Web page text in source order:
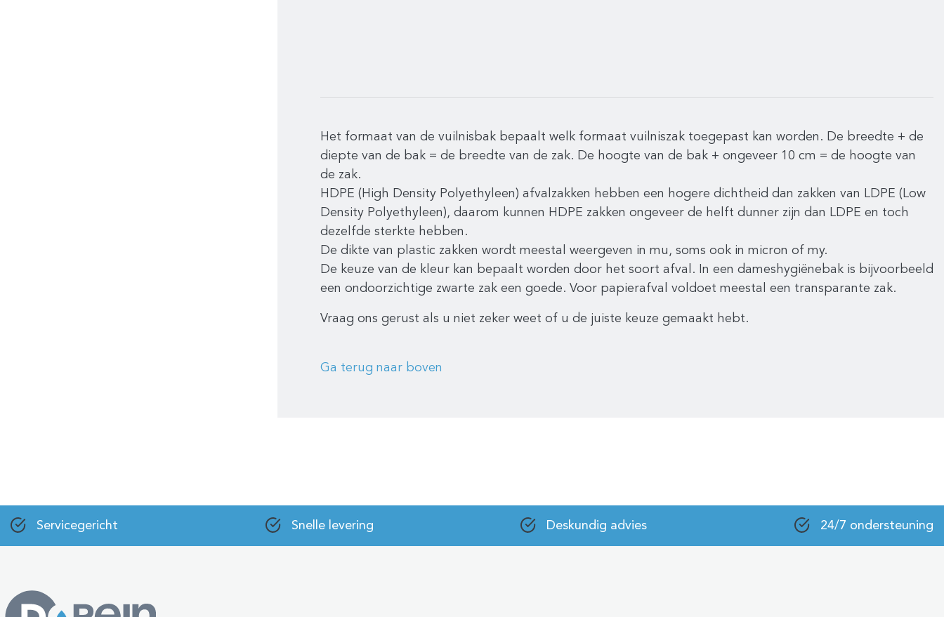
Het formaat van de vuilnisbak bepaalt welk formaat vuilniszak toegepast kan worden. De breedte + de
diepte van de bak = de breedte van de zak. De hoogte van de bak + ongeveer 10 cm = de hoogte van
de zak.
HDPE (High Density Polyethyleen) afvalzakken hebben een hogere dichtheid dan zakken van LDPE (Low
Density Polyethyleen), daarom kunnen HDPE zakken ongeveer de helft dunner zijn dan LDPE en toch
dezelfde sterkte hebben.
De dikte van plastic zakken wordt meestal weergeven in mu, soms ook in micron of my.
De keuze van de kleur kan bepaalt worden door het soort afval. In een dameshygiënebak is bijvoorbeeld
een ondoorzichtige zwarte zak een goede. Voor papierafval voldoet meestal een transparante zak.
Vraag ons gerust als u niet zeker weet of u de juiste keuze gemaakt hebt.
Ga terug naar boven
Servicegericht Snelle levering Deskundig advies 24/7 ondersteuning